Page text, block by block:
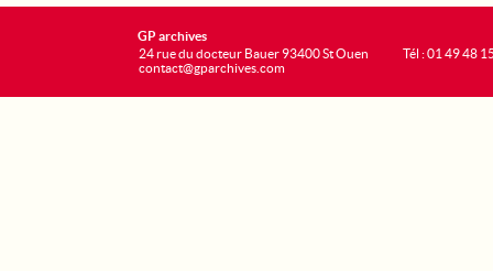
GP archives
24 rue du docteur Bauer 93400 St Ouen
contact@gparchives.com
Tél : 01 49 48